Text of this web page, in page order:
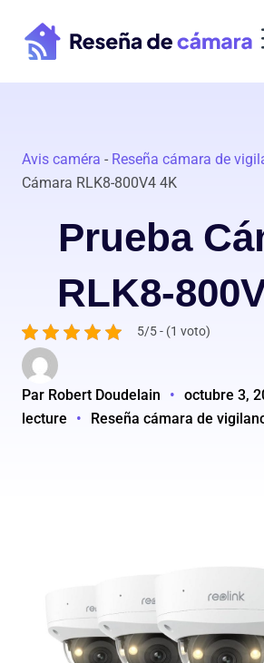
contenido
Avis caméra - Reseña cámara de
Cámara RLK8-800V4 4K
Prueba
RLK8-
5/5 - (1 voto)
Par Robert Doudelain • octubre 3,
lecture
• Reseña cámara de